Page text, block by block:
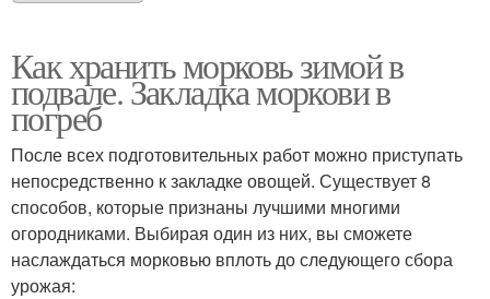
Как хранить морковь зимой в
подвале. Закладка моркови в
погреб
После всех подготовительных работ можно приступать
непосредственно к закладке овощей. Существует 8
способов, которые признаны лучшими многими
огородниками. Выбирая один из них, вы сможете
наслаждаться морковью вплоть до следующего сбора
урожая: